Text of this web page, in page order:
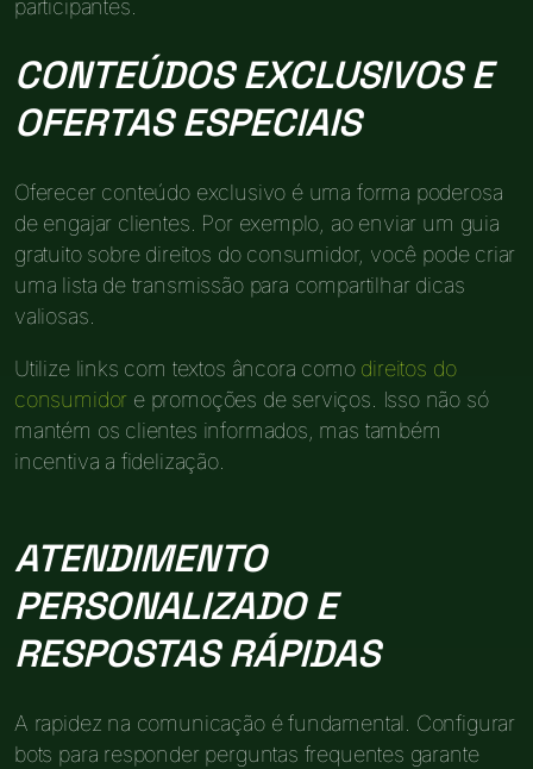
participantes.
CONTEÚDOS EXCLUSIVOS E
OFERTAS ESPECIAIS
Oferecer conteúdo exclusivo é uma forma poderosa
de engajar clientes. Por exemplo, ao enviar um guia
gratuito sobre direitos do consumidor, você pode criar
uma lista de transmissão para compartilhar dicas
valiosas.
Utilize links com textos âncora como direitos do
consumidor e promoções de serviços. Isso não só
mantém os clientes informados, mas também
incentiva a fidelização.
ATENDIMENTO
PERSONALIZADO E
RESPOSTAS RÁPIDAS
A rapidez na comunicação é fundamental. Configurar
bots para responder perguntas frequentes garante